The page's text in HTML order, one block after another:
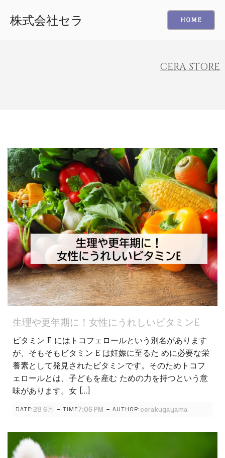
株式会社セラ HOME
CERA STORE
生理や更年期に！女性にうれしいビタミンE
ビタミン E にはトコフェロールという別名があります
が、そもそもビタミン E は妊娠に至るた めに必要な栄
養素として発見されたビタミンです。そのためトコフ
ェロールとは、子どもを産む ための力を持つという意
味があります。女 […]
DATE: 28 6月 - TIME7:06 PM - AUTHOR: cerakugayama